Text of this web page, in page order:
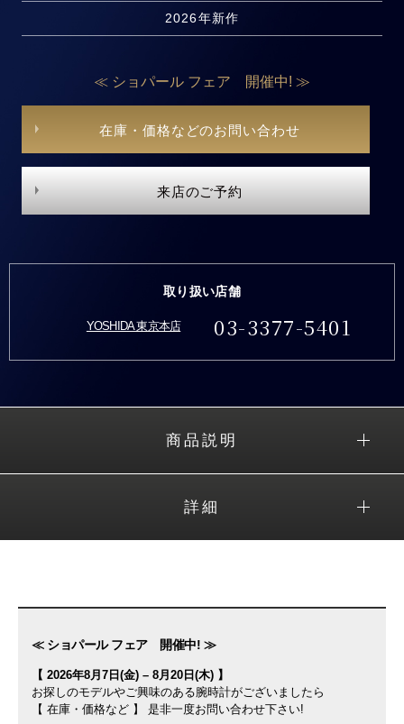
2026年新作
≪ ショパール フェア 開催中! ≫
在庫・価格などのお問い合わせ
来店のご予約
取り扱い店舗
YOSHIDA 東京本店 03-3377-5401
商品説明
詳細
≪ ショパール フェア 開催中! ≫
【 2026年8月7日(金) – 8月20日(木) 】
お探しのモデルやご興味のある腕時計がございましたら
【 在庫・価格など 】 是非一度お問い合わせ下さい!